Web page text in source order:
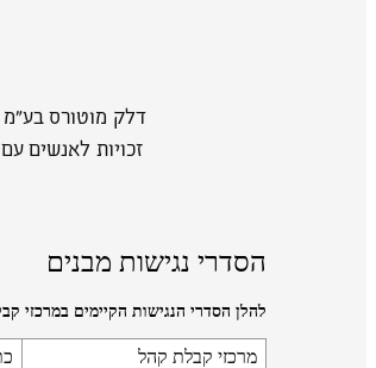
דלק מוטורס
הסדרי נגישות מבנים
להלן הסדרי הנגישות הקיימים במרכזי
מרכזי קבלת קהל